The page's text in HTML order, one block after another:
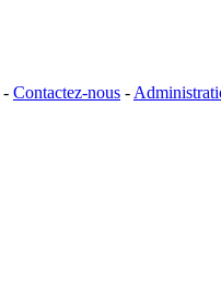
- Contactez-nous -